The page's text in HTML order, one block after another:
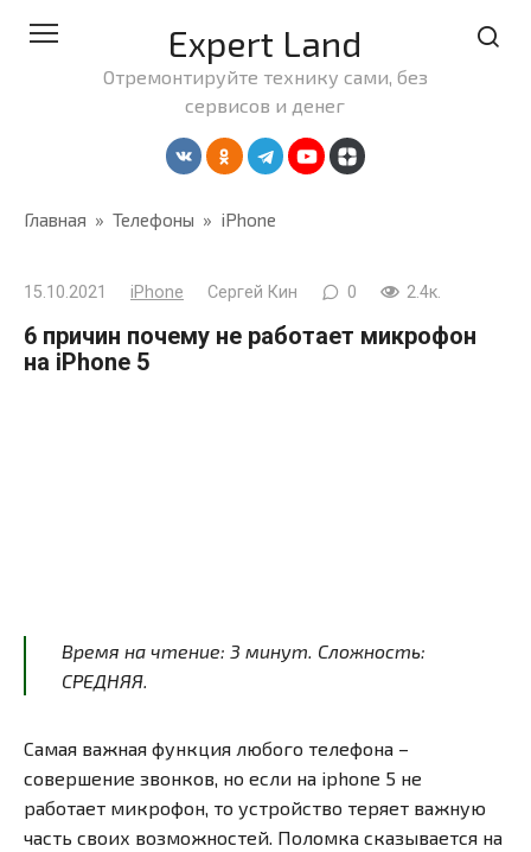
Expert Land
Отремонтируйте технику сами, без
сервисов и денег
Главная » Телефоны » iPhone
15.10.2021 iPhone Сергей Кин 0 2.4к.
6 причин почему не работает микрофон
на iPhone 5
Время на чтение: 3 минут . Сложность:
СРЕДНЯЯ.
Самая важная функция любого телефона –
совершение звонков, но если на iphone 5 не
работает микрофон, то устройство теряет важную
часть своих возможностей. Поломка сказывается на